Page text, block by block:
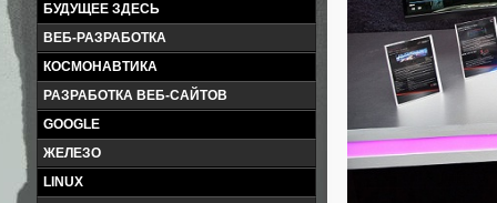
БУДУЩЕЕ ЗДЕСЬ
ВЕБ-РАЗРАБОТКА
КОСМОНАВТИКА
РАЗРАБОТКА ВЕБ-САЙТОВ
GOOGLE
ЖЕЛЕЗО
LINUX